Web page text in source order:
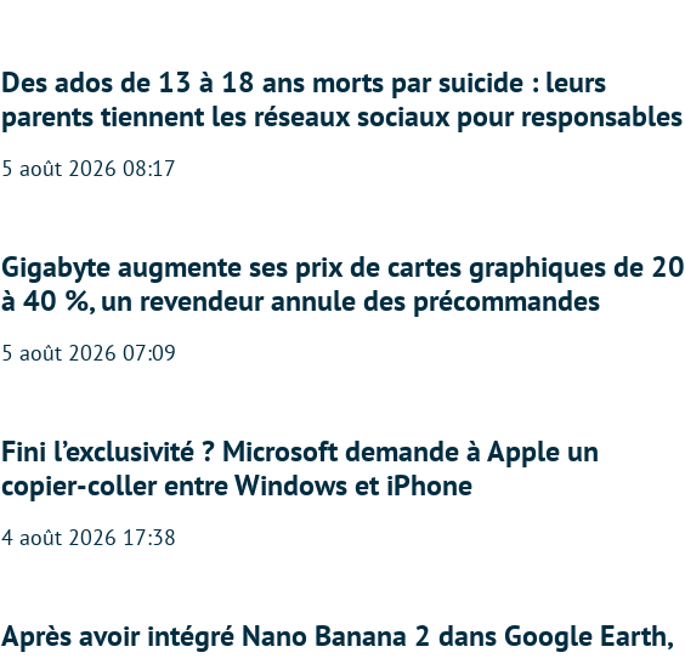
Des ados de 13 à 18 ans morts par suicide : leurs
parents tiennent les réseaux sociaux pour responsables
5 août 2026 08:17
Gigabyte augmente ses prix de cartes graphiques de 20
à 40 %, un revendeur annule des précommandes
5 août 2026 07:09
Fini l’exclusivité ? Microsoft demande à Apple un
copier-coller entre Windows et iPhone
4 août 2026 17:38
Après avoir intégré Nano Banana 2 dans Google Earth,